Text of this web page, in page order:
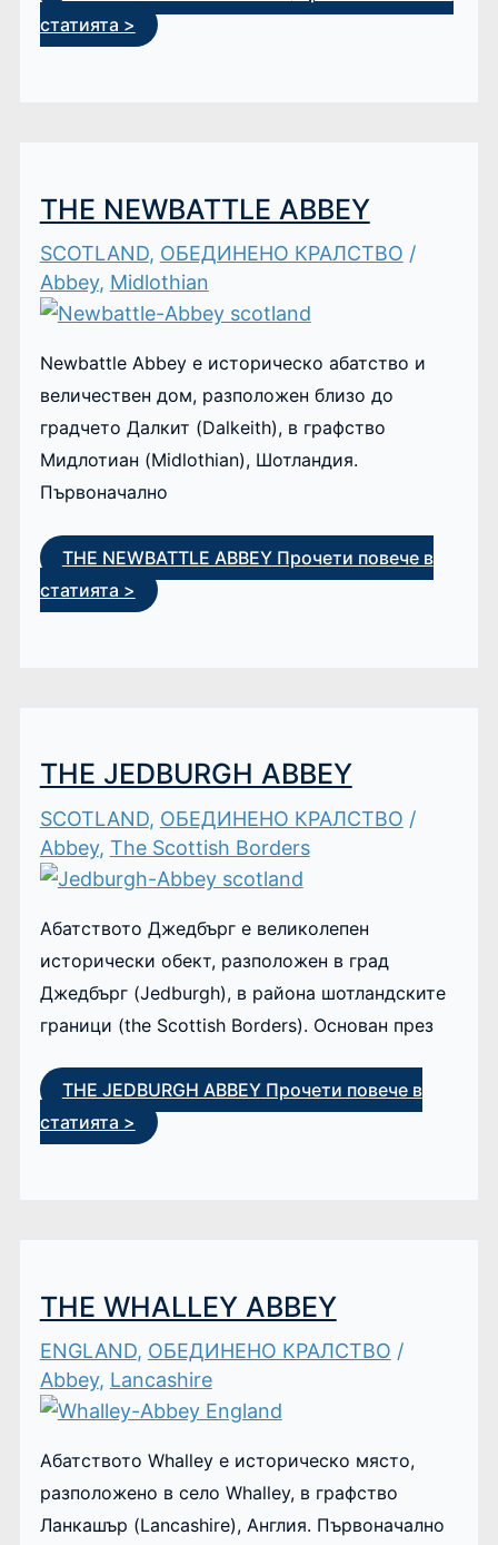
статията >
THE NEWBATTLE ABBEY
SCOTLAND, ОБЕДИНЕНО КРАЛСТВО /
Abbey, Midlothian
Newbattle Abbey е историческо абатство и
величествен дом, разположен близо до
градчето Далкит (Dalkeith), в графство
Мидлотиан (Midlothian), Шотландия.
Първоначално
THE NEWBATTLE ABBEYПрочети повече в
статията >
THE JEDBURGH ABBEY
SCOTLAND, ОБЕДИНЕНО КРАЛСТВО /
Abbey, The Scottish Borders
Абатството Джедбърг е великолепен
исторически обект, разположен в град
Джедбърг (Jedburgh), в района шотландските
граници (the Scottish Borders). Основан през
THE JEDBURGH ABBEYПрочети повече в
статията >
THE WHALLEY ABBEY
ENGLAND, ОБЕДИНЕНО КРАЛСТВО /
Abbey, Lancashire
Абатството Whalley е историческо място,
разположено в село Whalley, в графство
Ланкашър (Lancashire), Англия. Първоначално